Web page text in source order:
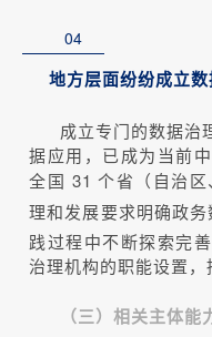
04
地方层面纷纷成立
成立专门的数据治
据应用，已成为当前
全国 31 个省（自治区
理和发展要求明确政务
践过程中不断探索完
治理机构的职能设置，
（三）相关主体能